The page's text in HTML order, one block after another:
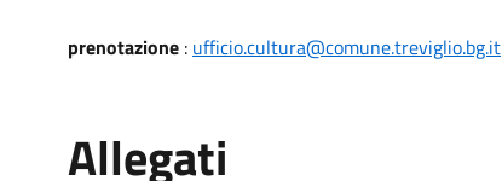
prenotazione: ufficio.cultura@comune.treviglio.bg.it
Allegati